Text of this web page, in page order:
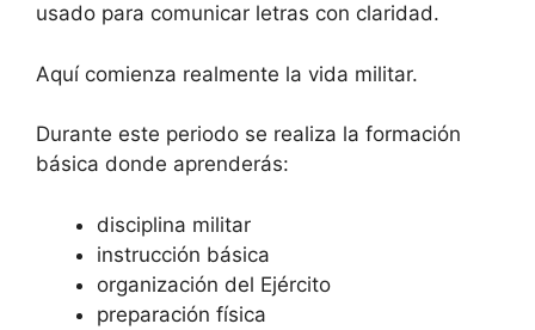
usado para comunicar letras con claridad.
Aquí comienza realmente la vida militar.
Durante este periodo se realiza la formación
básica donde aprenderás:
disciplina militar
instrucción básica
organización del Ejército
preparación física